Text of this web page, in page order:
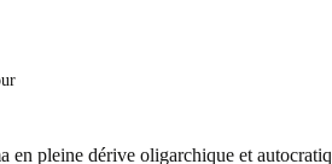
en pleine dérive oligarchique et